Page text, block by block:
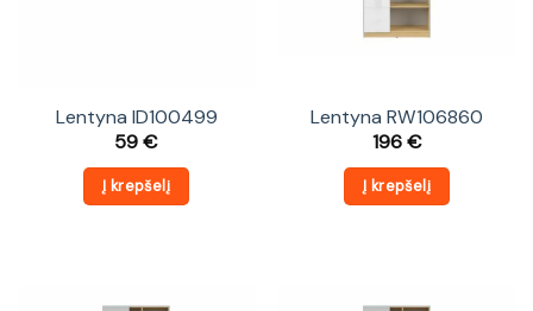
Lentyna ID100499
59€
Į krepšelį
Lentyna RW106860
196€
Į krepšelį